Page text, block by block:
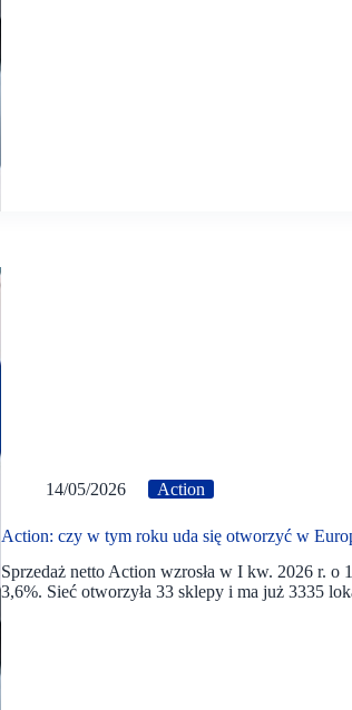
14/05/2026 Action
Action: czy w tym roku uda się otworzyć w
Sprzedaż netto Action wzrosła w I kw. 2026 r. o
3,6%. Sieć otworzyła 33 sklepy i ma już 3335